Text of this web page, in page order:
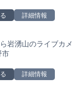
詳細情報
岩湧山のライブカメ
市
詳細情報